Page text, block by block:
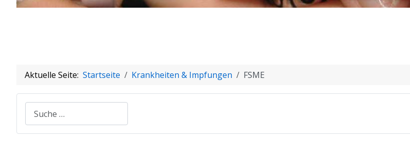
Aktuelle Seite: Startseite Krankheiten & Impfungen FSME